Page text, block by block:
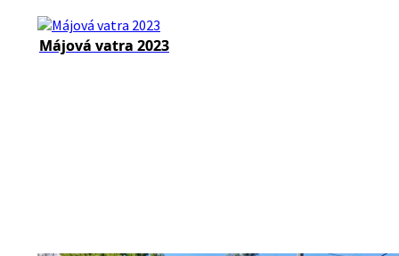
Májová vatra 2023